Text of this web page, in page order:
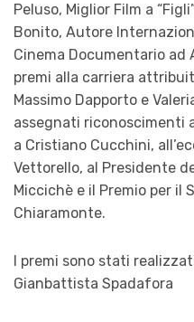
Peluso, Miglior Film a
Bonito, Autore
Cinema Documentario ad
premi alla carriera
Massimo Dapporto e
assegnati riconoscimenti
a Cristiano Cucchini,
Vettorello, al Presidente
Miccichè e il Premio per il
Chiaramonte.
I premi sono stati
Gianbattista Spadafora